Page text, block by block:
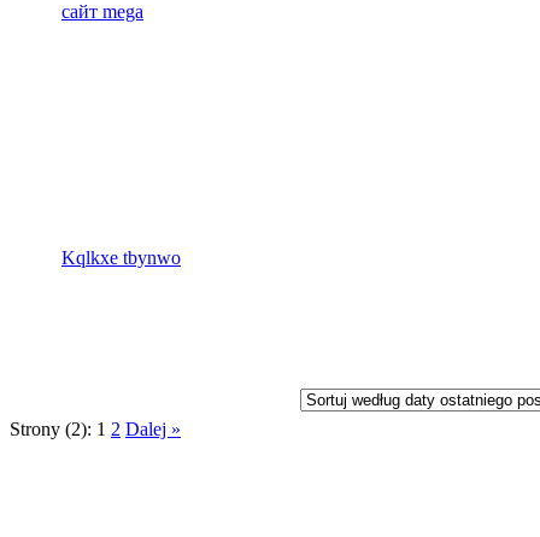
сайт mega
Kqlkxe tbynwo
Strony (2): 1 2 Dalej »